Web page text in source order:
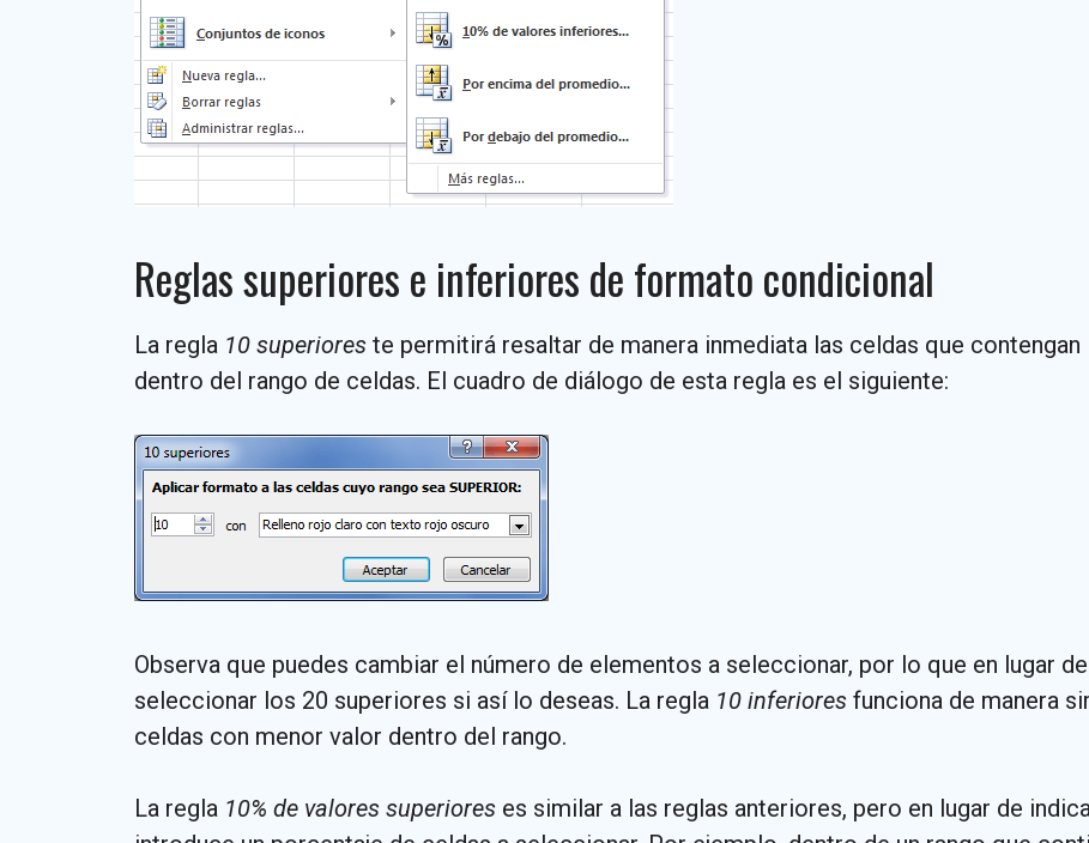
Reglas superiores e inferiores de formato condicional
La regla 10 superiores te permitirá resaltar de manera inmediata las celdas que
dentro del rango de celdas. El cuadro de diálogo de esta regla es el siguiente:
Observa que puedes cambiar el número de elementos a seleccionar, por lo que en lugar
seleccionar los 20 superiores si así lo deseas. La regla 10 inferiores funciona de manera
celdas con menor valor dentro del rango.
La regla 10% de valores superiores es similar a las reglas anteriores, pero en lugar de